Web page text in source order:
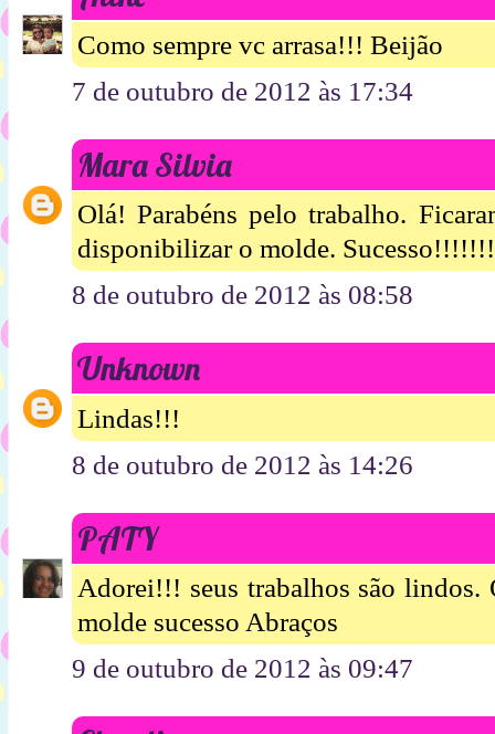
Como sempre vc arrasa!!! Beijão
7 de outubro de 2012 às 17:34
Mara Silvia
Olá! Parabéns pelo trabalho.
disponibilizar o molde.
8 de outubro de 2012 às 08:58
Unknown
Lindas!!!
8 de outubro de 2012 às 14:26
PATY
Adorei!!! seus trabalhos são
molde sucesso Abraços
9 de outubro de 2012 às 09:47